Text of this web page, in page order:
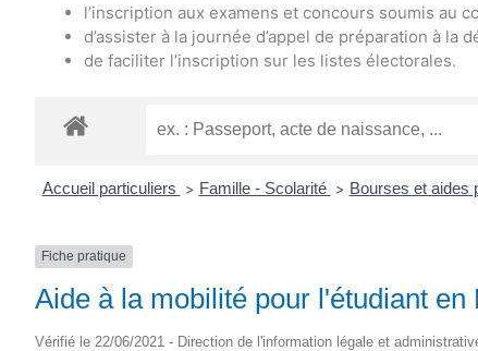
l’inscription aux examens et concours soumis au
d’assister à la journée d’appel de préparation à la
de faciliter l’inscription sur les listes électorales.
Accueil particuliers > Famille - Scolarité > Bourses et aides
Fiche pratique
Aide à la mobilité pour l'étudiant en
Vérifié le 22/06/2021 - Direction de l'information légale et